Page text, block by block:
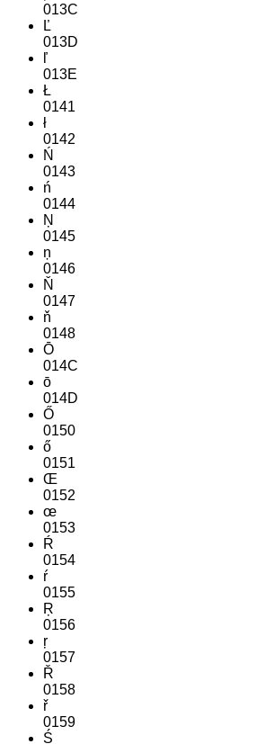
013C
Ľ
013D
ľ
013E
Ł
0141
ł
0142
Ń
0143
ń
0144
Ņ
0145
ņ
0146
Ň
0147
ň
0148
Ō
014C
ō
014D
Ő
0150
ő
0151
Œ
0152
œ
0153
Ŕ
0154
ŕ
0155
Ŗ
0156
ŗ
0157
Ř
0158
ř
0159
Ś